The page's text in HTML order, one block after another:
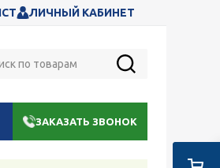
ЛИЧНЫЙ КАБИНЕТ
ЗАКАЗАТЬ ЗВОНОК